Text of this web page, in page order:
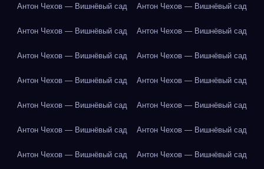
Антон Чехов — Вишнёвый сад Антон Чехов — Вишнёвый сад
Антон Чехов — Вишнёвый сад Антон Чехов — Вишнёвый сад
Антон Чехов — Вишнёвый сад Антон Чехов — Вишнёвый сад
Антон Чехов — Вишнёвый сад Антон Чехов — Вишнёвый сад
Антон Чехов — Вишнёвый сад Антон Чехов — Вишнёвый сад
Антон Чехов — Вишнёвый сад Антон Чехов — Вишнёвый сад
Антон Чехов — Вишнёвый сад Антон Чехов — Вишнёвый сад